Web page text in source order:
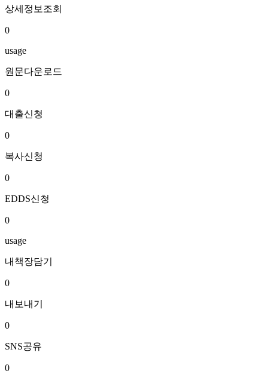
상세정보조회
0
usage
원문다운로드
0
대출신청
0
복사신청
0
EDDS신청
0
usage
내책장담기
0
내보내기
0
SNS공유
0